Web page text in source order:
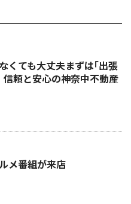
くても大丈夫まずは｢出張
頼と安心の神奈中不動産
メ番組が来店